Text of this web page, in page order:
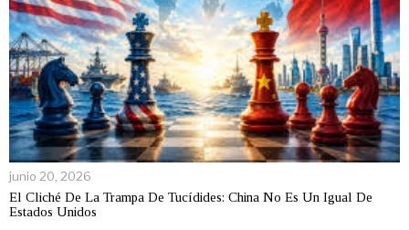
junio 20, 2026
El Cliché De La Trampa De Tucídides: China No Es Un Igual De
Estados Unidos